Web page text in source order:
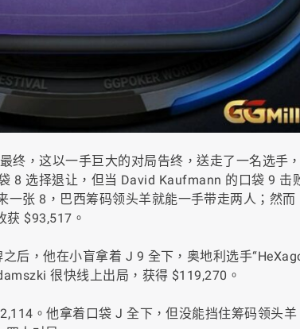
终，这以一手巨大的对局告终，送走了一名选手
8 选择退让，但当 David Kaufmann 的口袋 9 击
张 8，巴西筹码领头羊就能一手带走两人；然而
$93,517。
后，他在小盲拿着 J 9 全下，奥地利选手
很快线上出局，获得 $119,270。
。他拿着口袋 J 全下，但没能挡住筹码领头羊